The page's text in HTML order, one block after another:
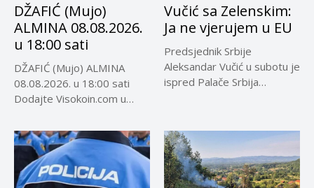
DŽAFIĆ (Mujo)
ALMINA 08.08.2026.
u 18:00 sati
DŽAFIĆ (Mujo) ALMINA
08.08.2026. u 18:00 sati
Dodajte Visokoin.com u
Vučić sa Zelenskim:
Ja ne vjerujem u EU
Predsjednik Srbije
Aleksandar Vučić u subotu je
ispred Palače Srbija